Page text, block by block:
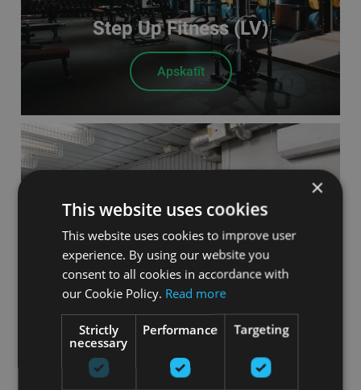
Step Up Fitness (LV)
Apskatīt
Ķekavas sporta kluba
trenažieru zāle (LV)
Apskatīt
×
This website uses cookies
This website uses cookies to improve user
experience. By using our website you
consent to all cookies in accordance with
our Cookie Policy. Read more
Strictly
necessary
Performance Targeting